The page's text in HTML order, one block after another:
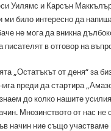
Уилямс и Карсън
ми било интересно да
не мога да вникна
писателят в отговор на
„Остатъкът от деня“ за
преди да стартира
до колко нашите
Мнозинството от нас
начин ние също